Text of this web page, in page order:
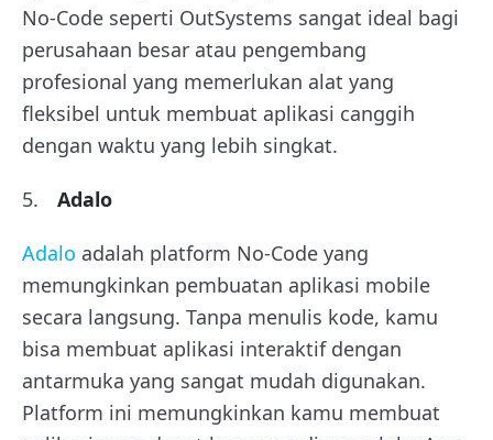
No-Code seperti OutSystems sangat ideal bagi
perusahaan besar atau pengembang
profesional yang memerlukan alat yang
fleksibel untuk membuat aplikasi canggih
dengan waktu yang lebih singkat.
Adalo
Adalo adalah platform No-Code yang
memungkinkan pembuatan aplikasi mobile
secara langsung. Tanpa menulis kode, kamu
bisa membuat aplikasi interaktif dengan
antarmuka yang sangat mudah digunakan.
Platform ini memungkinkan kamu membuat